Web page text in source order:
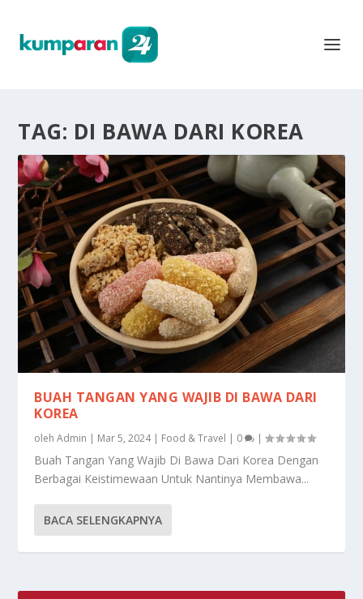
TAG: DI BAWA DARI KOREA
BUAH TANGAN YANG WAJIB DI BAWA DARI
KOREA
olehAdmin | Mar 5, 2024| Food & Travel | 0 |
Buah Tangan Yang Wajib Di Bawa Dari Korea Dengan
Berbagai Keistimewaan Untuk Nantinya Membawa...
BACA SELENGKAPNYA